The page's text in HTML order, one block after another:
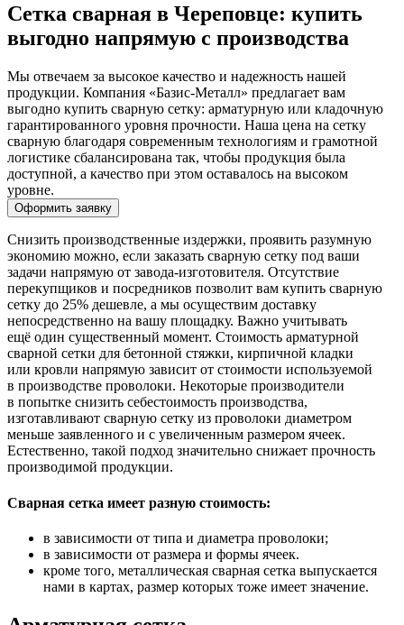
Сетка сварная в Череповце: купить
выгодно напрямую с производства
Мы отвечаем за высокое качество и надежность нашей
продукции. Компания «Базис-Металл» предлагает вам
выгодно купить сварную сетку: арматурную или кладочную
гарантированного уровня прочности. Наша цена на сетку
сварную благодаря современным технологиям и грамотной
логистике сбалансирована так, чтобы продукция была
доступной, а качество при этом оставалось на высоком
уровне.
Оформить заявку
Снизить производственные издержки, проявить разумную
экономию можно, если заказать сварную сетку под ваши
задачи напрямую от завода-изготовителя. Отсутствие
перекупщиков и посредников позволит вам купить сварную
сетку до 25% дешевле, а мы осуществим доставку
непосредственно на вашу площадку. Важно учитывать
ещё один существенный момент. Стоимость арматурной
сварной сетки для бетонной стяжки, кирпичной кладки
или кровли напрямую зависит от стоимости используемой
в производстве проволоки. Некоторые производители
в попытке снизить себестоимость производства,
изготавливают сварную сетку из проволоки диаметром
меньше заявленного и с увеличенным размером ячеек.
Естественно, такой подход значительно снижает прочность
производимой продукции.
Сварная сетка имеет разную стоимость:
в зависимости от типа и диаметра проволоки;
в зависимости от размера и формы ячеек.
кроме того, металлическая сварная сетка выпускается
нами в картах, размер которых тоже имеет значение.